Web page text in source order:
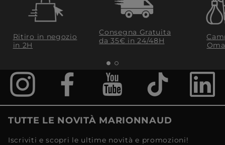
Ritiro in negozio
in 2H
Consegna Gratuita
da 35€​ in 24/48H
TUTTE LE NOVITÀ MARIONNAUD
Iscriviti e scopri le ultime novità e promozioni!